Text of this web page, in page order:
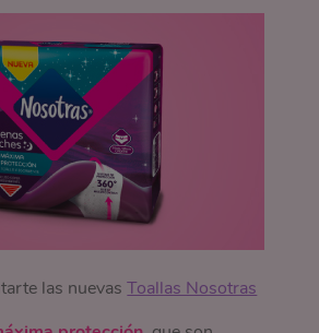
las nuevasToallas Nosotras